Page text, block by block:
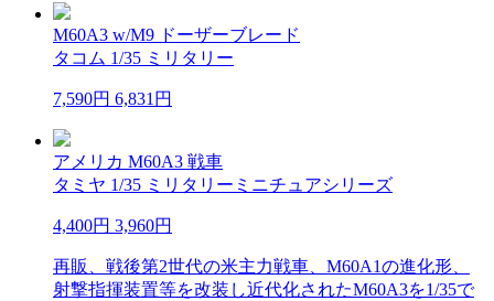
M60A3 w/M9 ドーザーブレード
タコム 1/35 ミリタリー
7,590円 6,831円
アメリカ M60A3 戦車
タミヤ 1/35 ミリタリーミニチュアシリーズ
4,400円 3,960円
再販、戦後第2世代の米主力戦車、M60A1の進化形、
射撃指揮装置等を改装し近代化されたM60A3を1/35で